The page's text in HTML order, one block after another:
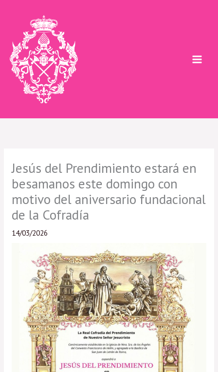
contenido
Jesús del Prendimiento estará en
besamanos este domingo con
motivo del aniversario fundacional
de la Cofradía
14/03/2026